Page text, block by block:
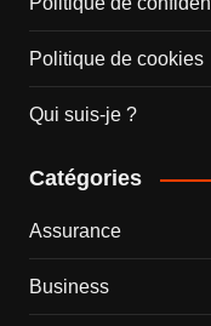
Politique de cookies
Qui suis-je ?
Catégories
Assurance
Business